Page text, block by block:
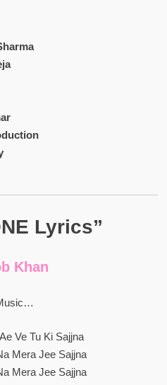
Lyrics”
Khan
Ve Tu Ki Sajjna
Mera Jee Sajjna
Mera Jee Sajjna